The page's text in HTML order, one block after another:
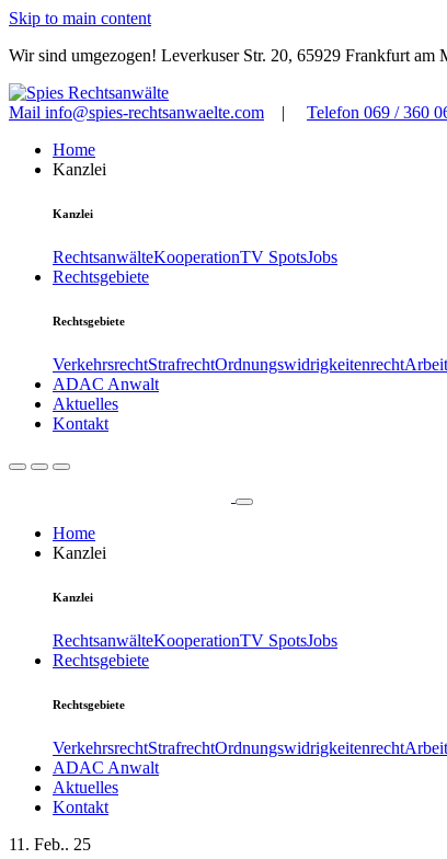
Skip to main content
Wir sind umgezogen! Leverkuser Str. 20, 65929 Frankfurt am
Mail info@spies-rechtsanwaelte.com | Telefon 069 / 360
Home
Kanzlei
Kanzlei
RechtsanwälteKooperationTV SpotsJobs
Rechtsgebiete
Rechtsgebiete
VerkehrsrechtStrafrechtOrdnungswidrigkeitenrecht
ADAC Anwalt
Aktuelles
Kontakt
Home
Kanzlei
Kanzlei
RechtsanwälteKooperationTV SpotsJobs
Rechtsgebiete
Rechtsgebiete
VerkehrsrechtStrafrechtOrdnungswidrigkeitenrecht
ADAC Anwalt
Aktuelles
Kontakt
11. Feb.. 25